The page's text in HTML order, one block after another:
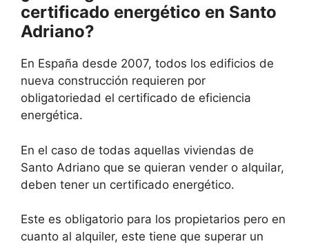
certificado energético en Santo
Adriano?
En España desde 2007, todos los edificios de
nueva construcción requieren por
obligatoriedad el certificado de eficiencia
energética.
En el caso de todas aquellas viviendas de
Santo Adriano que se quieran vender o alquilar,
deben tener un certificado energético.
Este es obligatorio para los propietarios pero en
cuanto al alquiler, este tiene que superar un